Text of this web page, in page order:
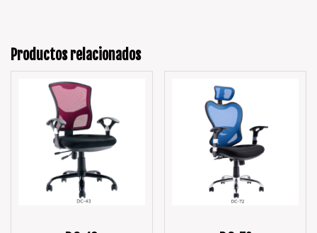
Productos relacionados